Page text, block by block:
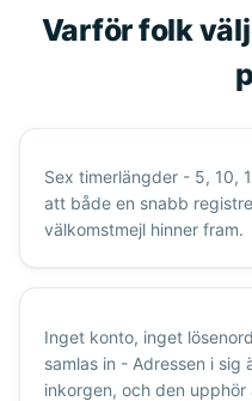
Varför folk
Sex timerlängder - 5, 10,
att både en snabb
välkomstmejl hinner fram.
Inget konto, inget
samlas in - Adressen i
inkorgen, och den upphör